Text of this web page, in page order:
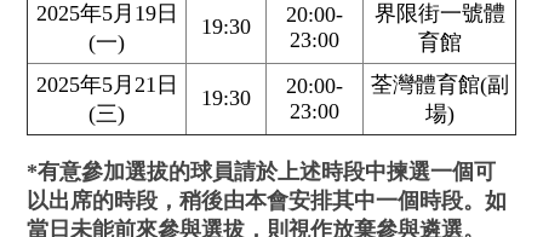
2025年5月19日
(一)
19:30
20:00-
23:00
界限街一號體
育館
2025年5月21日
(三)
19:30
20:00-
23:00
荃灣體育館(副
場)
*有意參加選拔的球員請於上述時段中揀選一個可
以出席的時段，稍後由本會安排其中一個時段。如
當日未能前來參與選拔，則視作放棄參與遴選。